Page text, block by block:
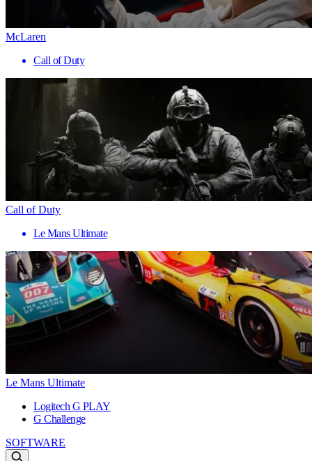
McLaren
Call of Duty
Call of Duty
Le Mans Ultimate
Le Mans Ultimate
Logitech G PLAY
G Challenge
SOFTWARE